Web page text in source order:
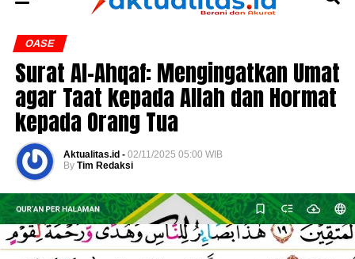
OASE
Surat Al-Ahqaf: Mengingatkan Umat
agar Taat kepada Allah dan Hormat
kepada Orang Tua
Aktualitas.id - 02/11/2025 05:00 WIB
By Tim Redaksi